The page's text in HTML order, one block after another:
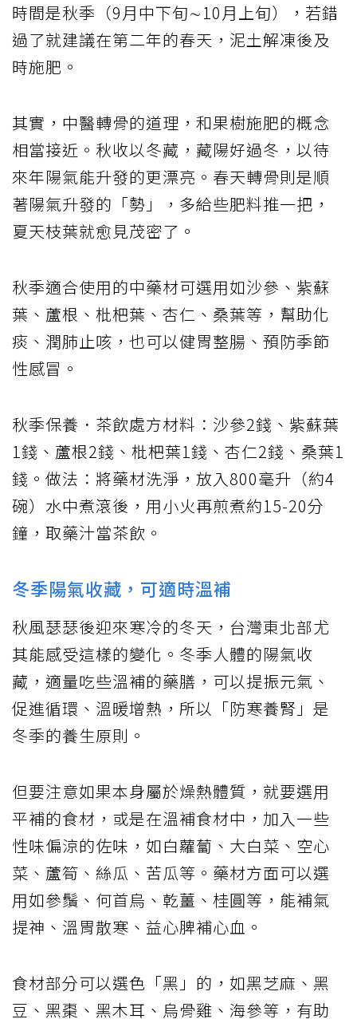
時間是秋季（9月中下旬∼10月上旬），若錯
過了就建議在第二年的春天，泥土解凍後及
時施肥。
其實，中醫轉骨的道理，和果樹施肥的概念
相當接近。秋收以冬藏，藏陽好過冬，以待
來年陽氣能升發的更漂亮。春天轉骨則是順
著陽氣升發的「勢」，多給些肥料推一把，
夏天枝葉就愈見茂密了。
秋季適合使用的中藥材可選用如沙參、紫蘇
葉、蘆根、枇杷葉、杏仁、桑葉等，幫助化
痰、潤肺止咳，也可以健胃整腸、預防季節
性感冒。
秋季保養．茶飲處方材料：沙參2錢、紫蘇葉
1錢、蘆根2錢、枇杷葉1錢、杏仁2錢、桑葉1
錢。做法：將藥材洗淨，放入800毫升（約4
碗）水中煮滾後，用小火再煎煮約15-20分
鐘，取藥汁當茶飲。
冬季陽氣收藏，可適時溫補
秋風瑟瑟後迎來寒冷的冬天，台灣東北部尤
其能感受這樣的變化。冬季人體的陽氣收
藏，適量吃些溫補的藥膳，可以提振元氣、
促進循環、溫暖增熱，所以「防寒養腎」是
冬季的養生原則。
但要注意如果本身屬於燥熱體質，就要選用
平補的食材，或是在溫補食材中，加入一些
性味偏涼的佐味，如白蘿蔔、大白菜、空心
菜、蘆筍、絲瓜、苦瓜等。藥材方面可以選
用如參鬚、何首烏、乾薑、桂圓等，能補氣
提神、溫胃散寒、益心脾補心血。
食材部分可以選色「黑」的，如黑芝麻、黑
豆、黑棗、黑木耳、烏骨雞、海參等，有助